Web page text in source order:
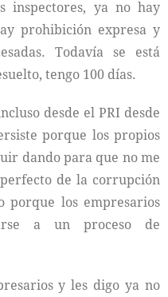
inspectores, ya no hay
prohibición expresa y
Todavía se está
tengo 100 días.
desde el PRI desde
porque los propios
dando para que no me
de la corrupción
porque los empresarios
a un proceso de
y les digo ya no